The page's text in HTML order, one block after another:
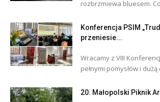
rozbrzmiewa bluesem.
Konferencja PSIM
przeniesie...
Wracamy z VIII
pełnymi pomysłów i
20. Małopolski Piknik